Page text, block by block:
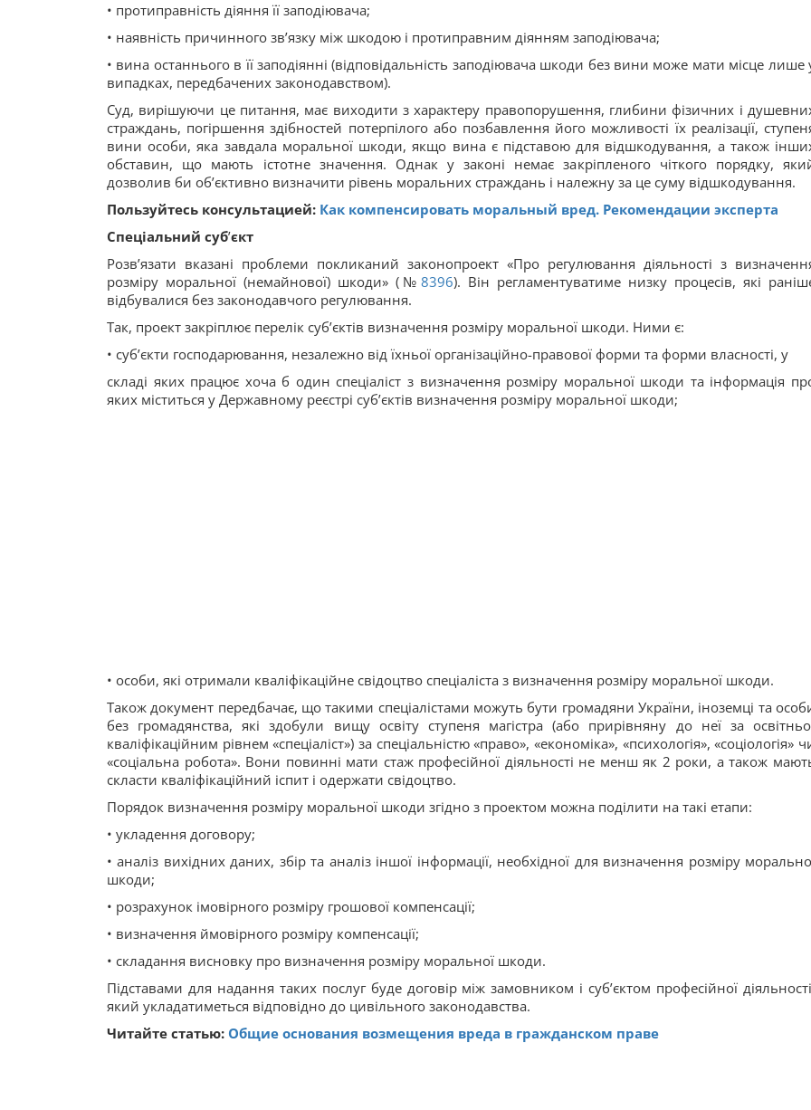
• протиправність діяння її заподіювача;
• наявність причинного зв’язку між шкодою і протиправним діянням заподіювача;
• вина останнього в її заподіянні (відповідальність заподіювача шкоди без вини може мати місце лише
випадках, передбачених законодавством).
Суд, вирішуючи це питання, має виходити з характеру правопорушення, глибини фізичних і
страждань, погіршення здібностей потерпілого або позбавлення його можливості їх реалізації,
вини особи, яка завдала моральної шкоди, якщо вина є підставою для відшкодування, а також
обставин, що мають істотне значення. Однак у законі немає закріпленого чіткого порядку,
дозволив би об’єктивно визначити рівень моральних страждань і належну за це суму відшкодування.
Пользуйтесь консультацией: Как компенсировать моральный вред. Рекомендации эксперта
Спеціальний суб’єкт
Розв’язати вказані проблеми покликаний законопроект «Про регулювання діяльності з
розміру моральної (немайнової) шкоди» (№ 8396). Він регламентуватиме низку процесів, які
відбувалися без законодавчого регулювання.
Так, проект закріплює перелік суб’єктів визначення розміру моральної шкоди. Ними є:
• суб’єкти господарювання, незалежно від їхньої організаційно-правової форми та форми власності, у
складі яких працює хоча б один спеціаліст з визначення розміру моральної шкоди та інформація
яких міститься у Державному реєстрі суб’єктів визначення розміру моральної шкоди;
• особи, які отримали кваліфікаційне свідоцтво спеціаліста з визначення розміру моральної шкоди.
Також документ передбачає, що такими спеціалістами можуть бути громадяни України, іноземці та
без громадянства, які здобули вищу освіту ступеня магістра (або прирівняну до неї за
кваліфікаційним рівнем «спеціаліст») за спеціальністю «право», «економіка», «психологія», «соціологія»
«соціальна робота». Вони повинні мати стаж професійної діяльності не менш як 2 роки, а також
скласти кваліфікаційний іспит і одержати свідоцтво.
Порядок визначення розміру моральної шкоди згідно з проектом можна поділити на такі етапи:
• укладення договору;
• аналіз вихідних даних, збір та аналіз іншої інформації, необхідної для визначення розміру
шкоди;
• розрахунок імовірного розміру грошової компенсації;
• визначення ймовірного розміру компенсації;
• складання висновку про визначення розміру моральної шкоди.
Підставами для надання таких послуг буде договір між замовником і суб’єктом професійної
який укладатиметься відповідно до цивільного законодавства.
Читайте статью: Общие основания возмещения вреда в гражданском праве